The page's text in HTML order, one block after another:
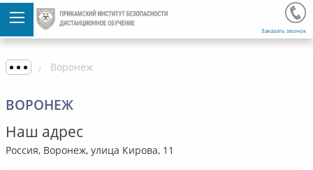
Заказать звонок
Воронеж
ВОРОНЕЖ
Наш адрес
Россия, Воронеж, улица Кирова, 11